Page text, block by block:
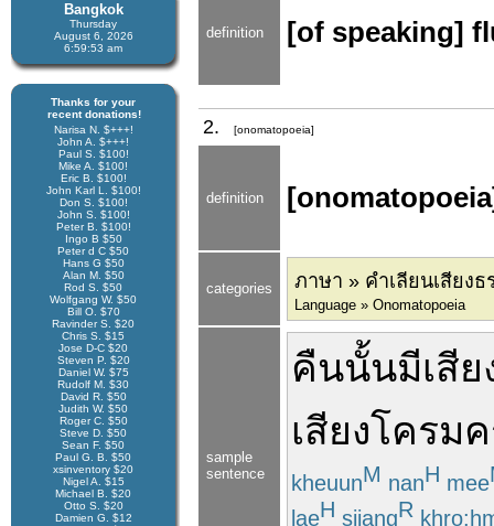
Bangkok
Thursday
August 6, 2026
6:59:53 am
Thanks for your
recent donations!
Narisa N. $+++!
John A. $+++!
Paul S. $100!
Mike A. $100!
Eric B. $100!
John Karl L. $100!
Don S. $100!
John S. $100!
Peter B. $100!
Ingo B $50
Peter d C $50
Hans G $50
Alan M. $50
Rod S. $50
Wolfgang W. $50
Bill O. $70
Ravinder S. $20
Chris S. $15
Jose D-C $20
Steven P. $20
Daniel W. $75
Rudolf M. $30
David R. $50
Judith W. $50
Roger C. $50
Steve D. $50
Sean F. $50
Paul G. B. $50
xsinventory $20
Nigel A. $15
Michael B. $20
Otto S. $20
Damien G. $12
definition [of speaking]
2. [onomatopoeia]
definition
categories ภาษา » คำเลียนเสียง
Language » Onomatopoeia
sample
sentence
คืนนั้นมีเสี
เสียงโครม
kheuunM nanH mee
laeH siiangR